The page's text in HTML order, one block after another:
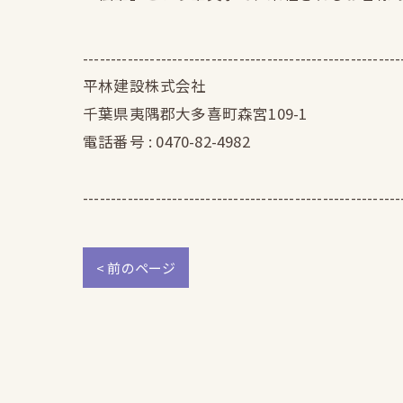
平林建設株式会社
千葉県夷隅郡大多喜町森宮109-1
電話番号 : 0470-82-4982
< 前のページ